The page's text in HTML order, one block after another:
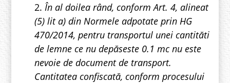
2. În al doilea rând, conform Art. 4, alineat
(5) lit a) din Normele adpotate prin HG
470/2014, pentru transportul unei cantităti
de lemne ce nu depăseste 0.1 mc nu este
nevoie de document de transport.
Cantitatea confiscată, conform procesului